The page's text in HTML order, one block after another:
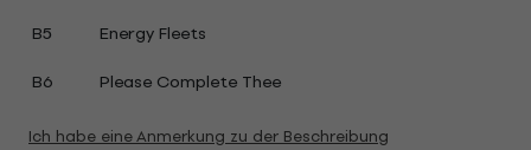
B5
Energy Fleets
B6
Please Complete Thee
Ich habe eine Anmerkung zu der Beschreibung